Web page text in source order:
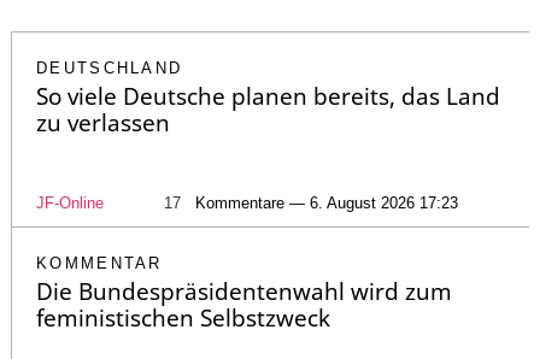
DEUTSCHLAND
So viele Deutsche planen bereits, das Land
zu verlassen
JF-Online 17 Kommentare — 6. August 2026 17:23
KOMMENTAR
Die Bundespräsidentenwahl wird zum
feministischen Selbstzweck